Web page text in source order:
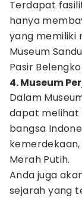
Terdapat
hanya
yang memiliki
Museum
Pasir
4. Museum
Dalam
dapat melihat
bangsa
Merah Putih.
Anda juga
sejarah yang